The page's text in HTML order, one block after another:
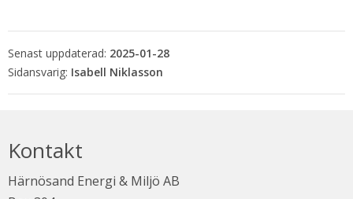
Senast uppdaterad: 2025-01-28
Isabell Niklasson
Kontakt
Härnösand Energi & Miljö AB